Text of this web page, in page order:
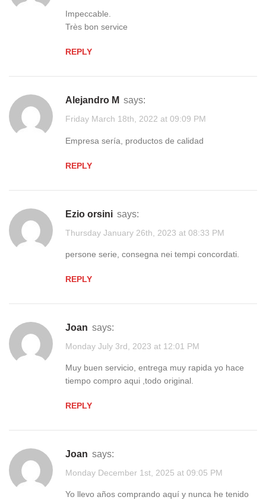
Impeccable.
Très bon service
REPLY
Alejandro M says:
Friday March 18th, 2022 at 09:09 PM
Empresa sería, productos de calidad
REPLY
ezio orsini says:
Thursday January 26th, 2023 at 08:33 PM
persone serie, consegna nei tempi concordati.
REPLY
Joan says:
Monday July 3rd, 2023 at 12:01 PM
Muy buen servicio, entrega muy rapida yo hace
tiempo compro aqui ,todo original.
REPLY
Joan says:
Monday December 1st, 2025 at 09:05 PM
Yo llevo años comprando aquí y nunca he tenido